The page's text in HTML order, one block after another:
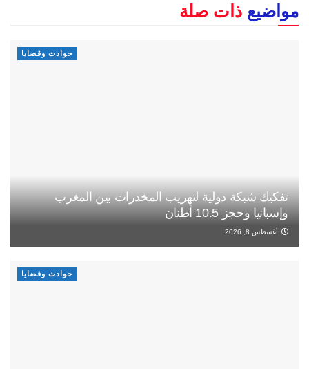
مواضيع ذات صلة
حوادث وقضايا
تفكيك شبكة دولية لتهريب المخدرات بين المغرب
وإسبانيا وحجز 10.5 أطنان
أغسطس 8, 2026
حوادث وقضايا